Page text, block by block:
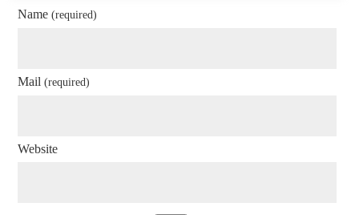
Name(required)
Mail(required)
Website